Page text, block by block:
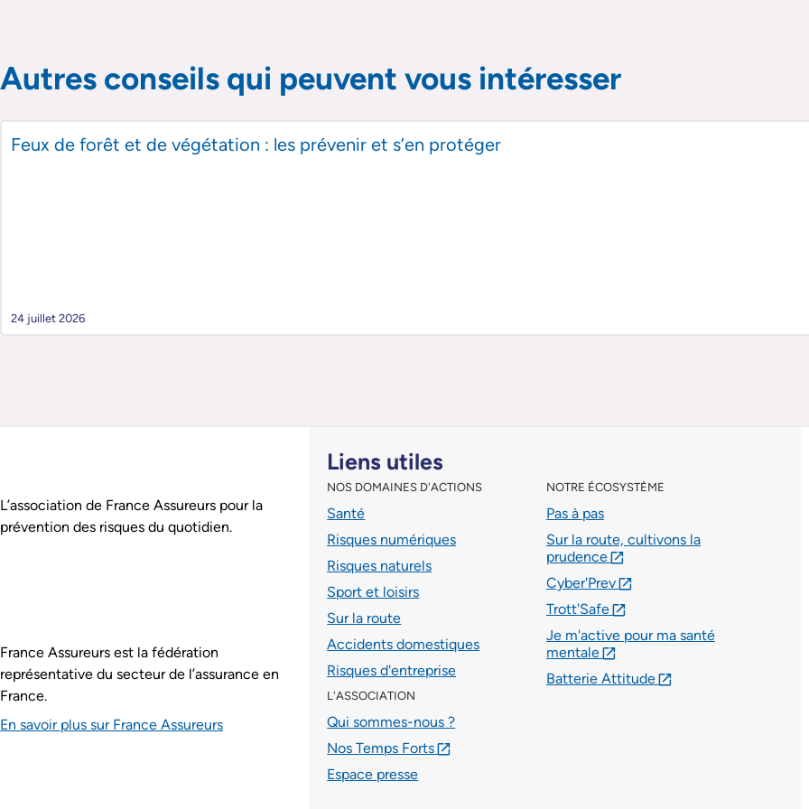
Passer le slider de publications
Autres conseils qui peuvent vous intéresser
Feux de forêt et de végétation : les prévenir et s’en protéger
24 juillet 2026
Passer le slider de publications
Assurance Prévention est :
L’association de France Assureurs pour la
prévention des risques du quotidien.
France Assureurs est la fédération
représentative du secteur de l’assurance en
France.
En savoir plus sur France Assureurs
Liens utiles
NOS DOMAINES D'ACTIONS
Santé
Risques numériques
Risques naturels
Sport et loisirs
Sur la route
Accidents domestiques
Risques d'entreprise
NOTRE ÉCOSYSTÈME
Pas à pas
Sur la route, cultivons la
prudence lien externe
Cyber'Prev lien externe
Trott'Safe lien externe
Je m'active pour ma santé
mentale lien externe
Batterie Attitude lien externe
L'ASSOCIATION
Qui sommes-nous ?
Nos Temps Forts lien externe
Espace presse